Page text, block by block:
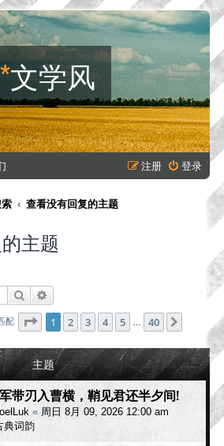
*文学风
登录
注册
查看没有回复的主题
主题
搜索
配 分页：1 40
1 2 3 4 5 40 下一页
主题
带刃入曹横，鞘见君还半夕间!
« 周日 8月 09, 2026 12:00 am
典词韵